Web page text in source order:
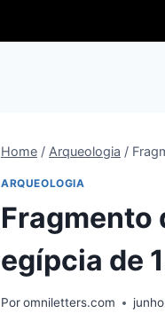
Home / Arqueologia /
ARQUEOLOGIA
Fragmento
egípcia de
Poromniletters.com